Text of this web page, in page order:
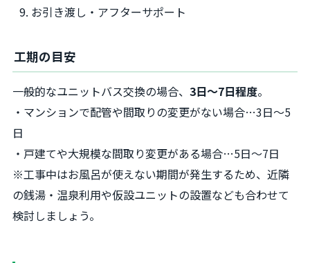
お引き渡し・アフターサポート
工期の目安
一般的なユニットバス交換の場合、 3日〜7日程度。
・マンションで配管や間取りの変更がない場合…3日〜5
日
・戸建てや大規模な間取り変更がある場合…5日〜7日
※工事中はお風呂が使えない期間が発生するため、近隣
の銭湯・温泉利用や仮設ユニットの設置なども合わせて
検討しましょう。